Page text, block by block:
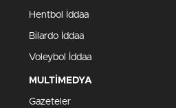
Hentbol İddaa
Bilardo İddaa
Voleybol İddaa
MULTİMEDYA
Gazeteler